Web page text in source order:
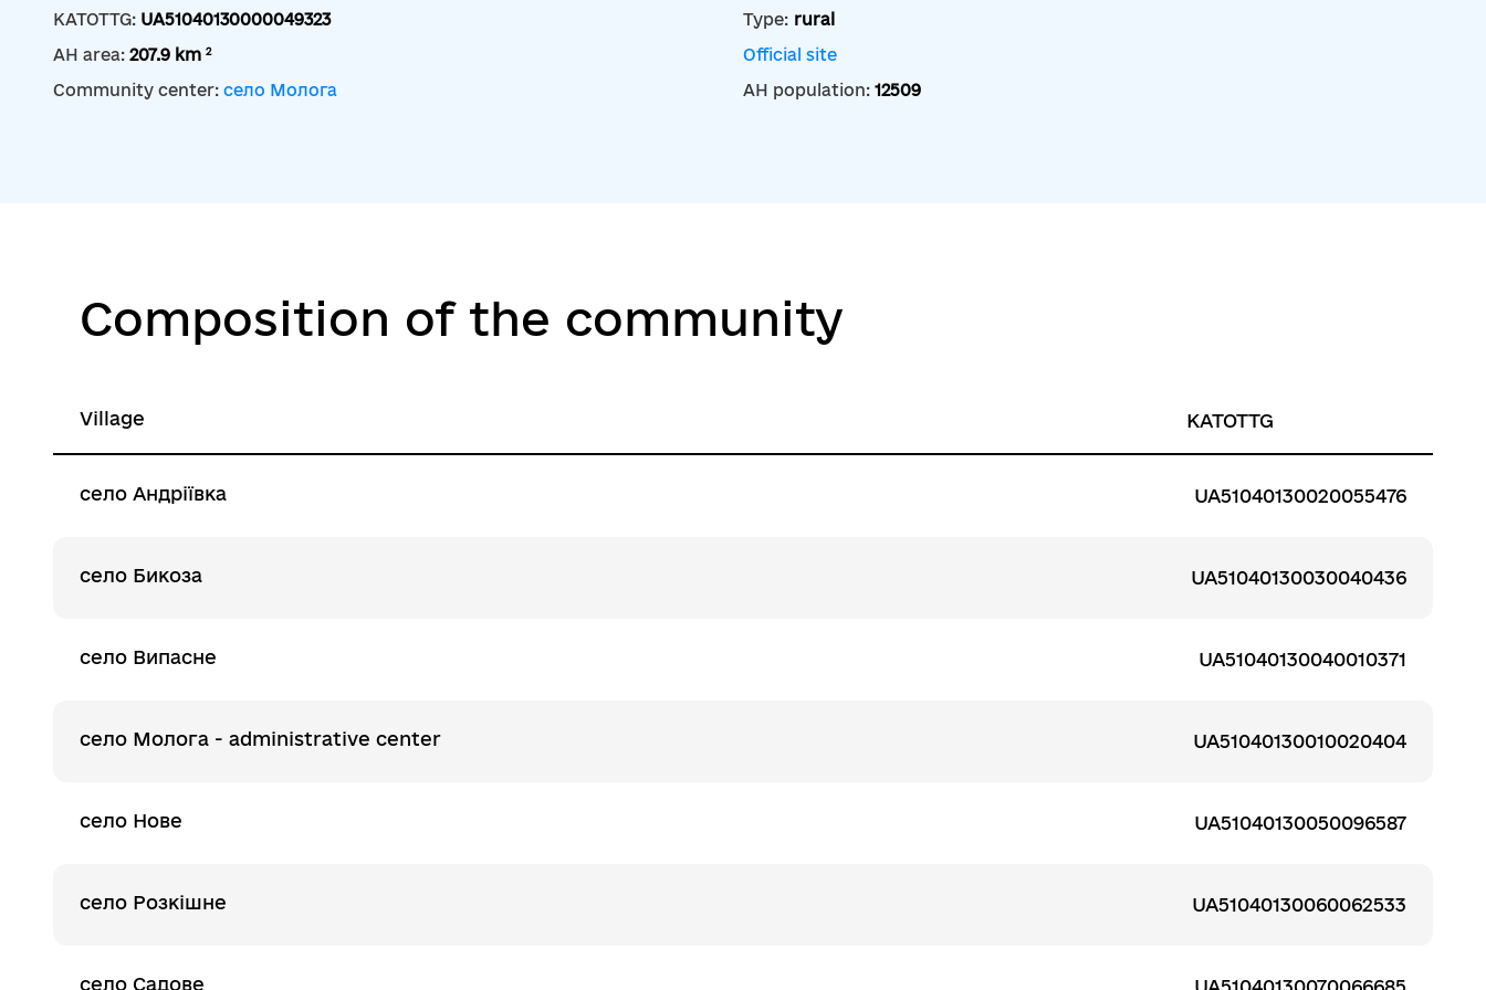
KATOTTG: UA51040130000049323 Type: rural
AH area: 207.9 km 2
Official site
Community center: село Молога AH population: 12509
Composition of the community
Village KATOTTG
село Андріївка UA51040130020055476
село Бикоза UA51040130030040436
село Випасне UA51040130040010371
село Молога - administrative center UA51040130010020404
село Нове UA51040130050096587
село Розкішне UA51040130060062533
село Садове